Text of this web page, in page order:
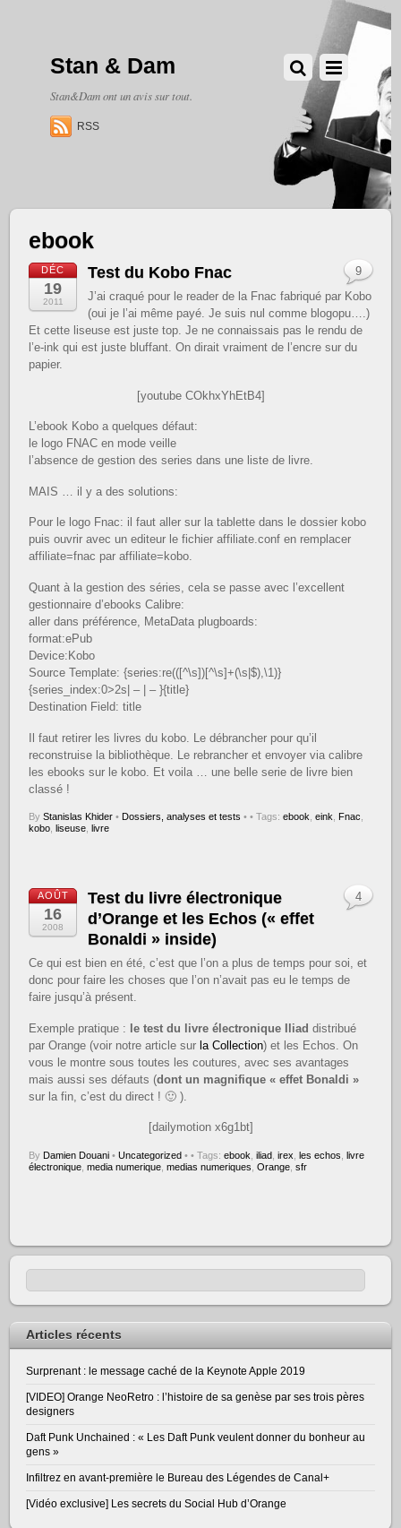
Stan & Dam
Stan&Dam ont un avis sur tout.
RSS
ebook
DÉC
19
2011
Test du Kobo Fnac
J’ai craqué pour le reader de la Fnac fabriqué par Kobo
(oui je l’ai même payé. Je suis nul comme blogopu….)
Et cette liseuse est juste top. Je ne connaissais pas le rendu de
l’e-ink qui est juste bluffant. On dirait vraiment de l’encre sur du
papier.
[youtube COkhxYhEtB4]
L’ebook Kobo a quelques défaut:
le logo FNAC en mode veille
l’absence de gestion des series dans une liste de livre.
MAIS … il y a des solutions:
Pour le logo Fnac: il faut aller sur la tablette dans le dossier kobo
puis ouvrir avec un editeur le fichier affiliate.conf en remplacer
affiliate=fnac par affiliate=kobo.
Quant à la gestion des séries, cela se passe avec l’excellent
gestionnaire d’ebooks Calibre:
aller dans préférence, MetaData plugboards:
format:ePub
Device:Kobo
Source Template: {series:re(([^\s])[^\s]+(\s|$),\1)}
{series_index:0>2s| – | – }{title}
Destination Field: title
Il faut retirer les livres du kobo. Le débrancher pour qu’il
reconstruise la bibliothèque. Le rebrancher et envoyer via calibre
les ebooks sur le kobo. Et voila … une belle serie de livre bien
classé !
ByStanislas Khider • Dossiers, analyses et tests •
9
• Tags:ebook ,eink Fnac
kobo ,liseuse ,livre
AOÛT
16
2008
Test du livre électronique
d’Orange et les Echos (« effet
Bonaldi » inside)
Ce qui est bien en été, c’est que l’on a plus de temps pour soi, et
donc pour faire les choses que l’on n’avait pas eu le temps de
faire jusqu’à présent.
Exemple pratique : le test du livre électronique Iliad distribué
par Orange (voir notre article surla Collection) et les Echos. On
vous le montre sous toutes les coutures, avec ses avantages
mais aussi ses défauts (dont un magnifique « effet Bonaldi »
sur la fin, c’est du direct ! 🙂 ).
[dailymotion x6g1bt]
By Damien Douani • Uncategorized •
4
• Tags:ebook ,iliad ,irex ,les echos ,livre
électronique ,media numerique ,medias numeriques ,Orange ,sfr
Articles récents
Surprenant : le message caché de la Keynote Apple 2019
[VIDEO] Orange NeoRetro : l’histoire de sa genèse par ses trois pères
designers
Daft Punk Unchained : « Les Daft Punk veulent donner du bonheur au
gens »
Infiltrez en avant-première le Bureau des Légendes de Canal+
[Vidéo exclusive] Les secrets du Social Hub d’Orange